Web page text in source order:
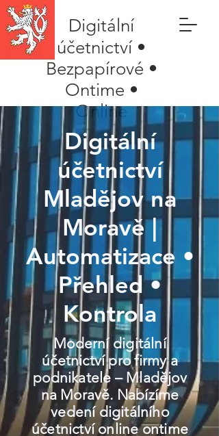
Digitální
účetnictví •
Bezpapírové •
Ontime •
Online
Digitální
účetnictví
Mladějov na
Moravě |
Automatizace •
Přehled •
Kontrola
Moderní digitální
účetnictví pro firmy a
podnikatele – Mladějov
na Moravě. Nabízíme
vedení digitálního
účetnictví online ontime